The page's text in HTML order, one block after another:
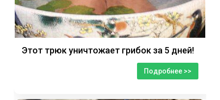
Этот трюк уничтожает грибок за 5 дней!
Подробнее >>